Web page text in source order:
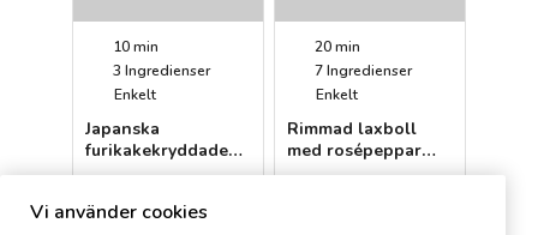
10 min
3 Ingredienser
Enkelt
Japanska
furikakekryddade
cashewnötter
20 min
7Ingredienser
Enkelt
Rimmad laxboll
med rosépeppar
(Nyårsentré)
Vi använder cookies